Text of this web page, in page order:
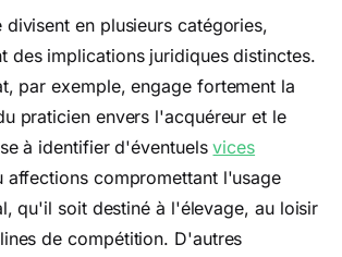
divisent en plusieurs catégories,
des implications juridiques distinctes.
par exemple, engage fortement la
praticien envers l'acquéreur et le
à identifier d'éventuelsvices
compromettant l'usage
qu'il soit destiné à l'élevage, au loisir
de compétition. D'autres